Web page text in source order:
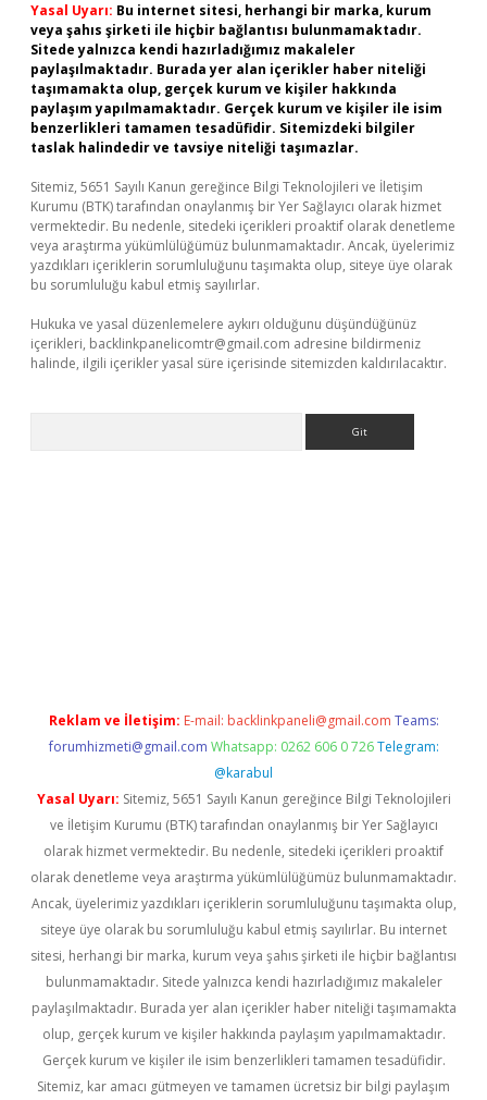
Yasal Uyarı: Bu internet sitesi, herhangi bir marka, kurum
veya şahıs şirketi ile hiçbir bağlantısı bulunmamaktadır.
Sitede yalnızca kendi hazırladığımız makaleler
paylaşılmaktadır. Burada yer alan içerikler haber niteliği
taşımamakta olup, gerçek kurum ve kişiler hakkında
paylaşım yapılmamaktadır. Gerçek kurum ve kişiler ile isim
benzerlikleri tamamen tesadüfidir. Sitemizdeki bilgiler
taslak halindedir ve tavsiye niteliği taşımazlar.
Sitemiz, 5651 Sayılı Kanun gereğince Bilgi Teknolojileri ve İletişim
Kurumu (BTK) tarafından onaylanmış bir Yer Sağlayıcı olarak hizmet
vermektedir. Bu nedenle, sitedeki içerikleri proaktif olarak denetleme
veya araştırma yükümlülüğümüz bulunmamaktadır. Ancak, üyelerimiz
yazdıkları içeriklerin sorumluluğunu taşımakta olup, siteye üye olarak
bu sorumluluğu kabul etmiş sayılırlar.
Hukuka ve yasal düzenlemelere aykırı olduğunu düşündüğünüz
içerikleri, backlinkpanelicomtr@gmail.com adresine bildirmeniz
halinde, ilgili içerikler yasal süre içerisinde sitemizden kaldırılacaktır.
Reklam ve İletişim: E-mail: backlinkpaneli@gmail.com Teams:
forumhizmeti@gmail.com Whatsapp: 0262 606 0 726 Telegram:
@karabul
Yasal Uyarı: Sitemiz, 5651 Sayılı Kanun gereğince Bilgi Teknolojileri
ve İletişim Kurumu (BTK) tarafından onaylanmış bir Yer Sağlayıcı
olarak hizmet vermektedir. Bu nedenle, sitedeki içerikleri proaktif
olarak denetleme veya araştırma yükümlülüğümüz bulunmamaktadır.
Ancak, üyelerimiz yazdıkları içeriklerin sorumluluğunu taşımakta olup,
siteye üye olarak bu sorumluluğu kabul etmiş sayılırlar. Bu internet
sitesi, herhangi bir marka, kurum veya şahıs şirketi ile hiçbir bağlantısı
bulunmamaktadır. Sitede yalnızca kendi hazırladığımız makaleler
paylaşılmaktadır. Burada yer alan içerikler haber niteliği taşımamakta
olup, gerçek kurum ve kişiler hakkında paylaşım yapılmamaktadır.
Gerçek kurum ve kişiler ile isim benzerlikleri tamamen tesadüfidir.
Sitemiz, kar amacı gütmeyen ve tamamen ücretsiz bir bilgi paylaşım